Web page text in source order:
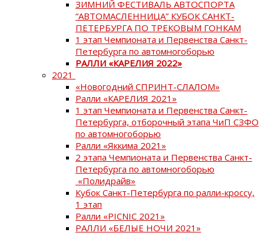
ЗИМНИЙ ФЕСТИВАЛЬ АВТОСПОРТА
“АВТОМАСЛЕННИЦА” КУБОК САНКТ-
ПЕТЕРБУРГА ПО ТРЕКОВЫМ ГОНКАМ
1 этап Чемпионата и Первенства Санкт-
Петербурга по автомногоборью
РАЛЛИ «КАРЕЛИЯ 2022»
2021
«Новогодний СПРИНТ-СЛАЛОМ»
Ралли «КАРЕЛИЯ 2021»
1 этап Чемпионата и Первенства Санкт-
Петербурга, отборочный этапа ЧиП СЗФО
по автомногоборью
Ралли «Яккима 2021»
2 этапа Чемпионата и Первенства Санкт-
Петербурга по автомногоборью
«Полидрайв»
Кубок Санкт-Петербурга по ралли-кроссу,
1 этап
Ралли «PICNIC 2021»
РАЛЛИ «БЕЛЫЕ НОЧИ 2021»